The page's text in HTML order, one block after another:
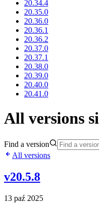
20.34.4
20.35.0
20.36.0
20.36.1
20.36.2
20.37.0
20.37.1
20.38.0
20.39.0
20.40.0
20.41.0
All versions
Find a version
All versions
v20.5.8
13 paź 2025